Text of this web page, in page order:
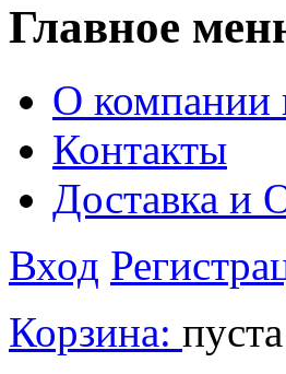
Главное
О компании
Контакты
Доставка и
Вход
Корзина: пуста